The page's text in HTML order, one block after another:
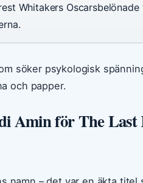
Whitakers
söker psykologisk
och papper.
Amin för The Last